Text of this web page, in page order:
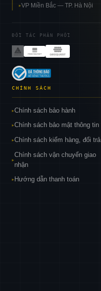
▸VP Miền Bắc — TP. Hà Nội
ĐỐI TÁC PHÂN PHỐI
CHÍNH SÁCH
▸Chính sách bảo hành
▸Chính sách bảo mật thông tin
▸Chính sách kiểm hàng, đổi trả
▸
Chính sách vận chuyển giao
nhận
▸ Hướng dẫn thanh toán